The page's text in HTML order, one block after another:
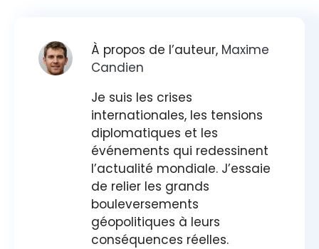
À propos de l’auteur, Maxime
Candien
Je suis les crises
internationales, les tensions
diplomatiques et les
événements qui redessinent
l’actualité mondiale. J’essaie
de relier les grands
bouleversements
géopolitiques à leurs
conséquences réelles.